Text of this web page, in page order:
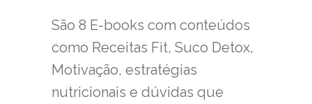
São 8 E-books com conteúdos
como Receitas Fit, Suco Detox,
Motivação, estratégias
nutricionais e dúvidas que